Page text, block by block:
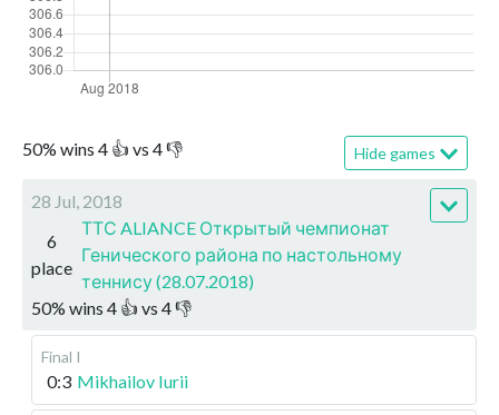
50% wins 4 👍 vs 4👎 Hide games
28 Jul, 2018
6
place
ТТС ALIANCE Открытый чемпионат
Генического района по настольному
теннису (28.07.2018)
50% wins 4 👍 vs 4👎
Final I
0:3 Mikhailov Iurii